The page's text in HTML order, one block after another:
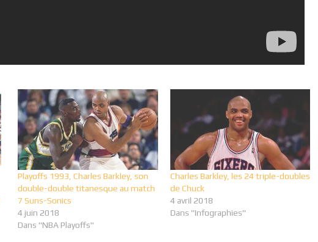
Playoffs 1993, Charles Barkley, son
double-double titanesque au match
7 Suns-Sonics
4 juin 2018
Dans "NBA Playoffs"
Charles Barkley, les 24 triple-doubles
de Chuck
4 avril 2018
Dans "Infographies"